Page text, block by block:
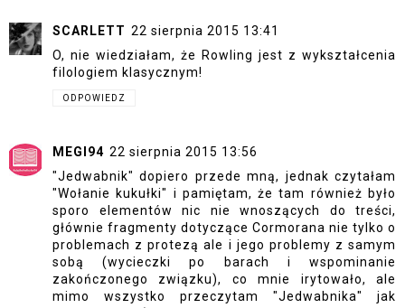
SCARLETT 22 sierpnia 2015 13:41
O, nie wiedziałam, że Rowling jest z wykształcenia
filologiem klasycznym!
ODPOWIEDZ
MEGI94 22 sierpnia 2015 13:56
"Jedwabnik" dopiero przede mną, jednak czytałam
"Wołanie kukułki" i pamiętam, że tam również było
sporo elementów nic nie wnoszących do treści,
głównie fragmenty dotyczące Cormorana nie tylko o
problemach z protezą ale i jego problemy z samym
sobą (wycieczki po barach i wspominanie
zakończonego związku), co mnie irytowało, ale
mimo wszystko przeczytam "Jedwabnika" jak